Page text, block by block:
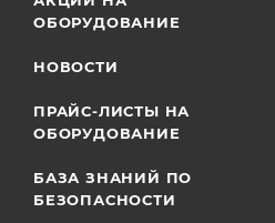
ОБОРУДОВАНИЕ
НОВОСТИ
ПРАЙС-ЛИСТЫ НА
ОБОРУДОВАНИЕ
БАЗА ЗНАНИЙ ПО
БЕЗОПАСНОСТИ